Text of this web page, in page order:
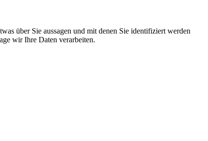
über Sie aussagen und mit denen Sie identifiziert werden
wir Ihre Daten verarbeiten.